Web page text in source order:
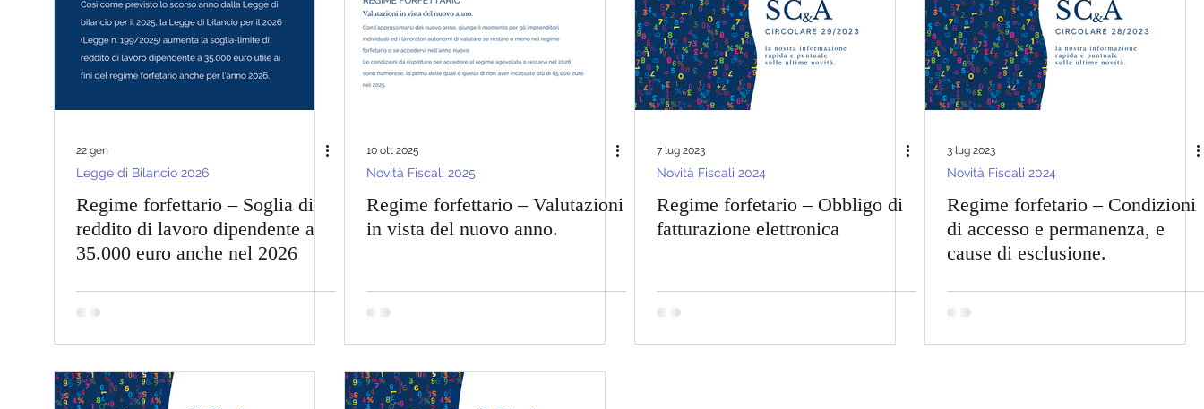
PNRR 2024 Bonus Edilizi 2024 Novità Fiscali 2024 Legge Bilancio 2024 Lavora con Noi
22 gen
Legge di Bilancio 2026
Regime forfettario – Soglia di
reddito di lavoro dipendente a
35.000 euro anche nel 2026
10 ott 2025
Novità Fiscali 2025
Regime forfettario – Valutazioni
in vista del nuovo anno.
7 lug 2023
Novità Fiscali 2024
Regime forfetario – Obbligo di
fatturazione elettronica
3 lug 2023
Novità Fiscali 2024
Regime forfetario – Condizioni
di accesso e permanenza, e
cause di esclusione.